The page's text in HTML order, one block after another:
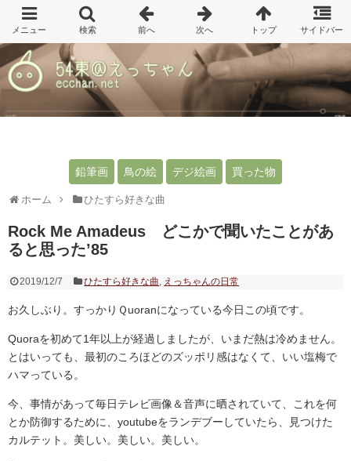
鉛筆画 鳥の絵 デジ絵画 買った物
ホーム ひたすら好きな曲
Rock Me Amadeus どこかで聞いたことがあ
ると思った’85
2019/12/7 ひたすら好きな曲, えっちゃんの日常
お久しぶり。すっかりＱuoranになっている今日この頃です。
Quoraを初めて1年以上が経過しましたが、いまだ熱は冷めません。
とはいっても、最初のころほどのズッポリ感はなくて、いい塩梅で
ハマっている。
今、事情があって毎日テレビ画像＆音声に晒されていて、これを何
とか防御するために、youtubeをランデブーしていたら、見つけた
カルテット。美しい。美しい。美しい。